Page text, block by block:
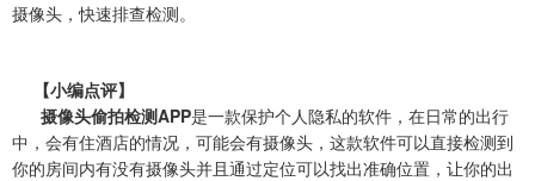
摄像头，快速排查检测。
【小编点评】
摄像头偷拍检测APP是一款保护个人隐私的软件，在日常的出行
中，会有住酒店的情况，可能会有摄像头，这款软件可以直接检测到
你的房间内有没有摄像头并且通过定位可以找出准确位置，让你的出